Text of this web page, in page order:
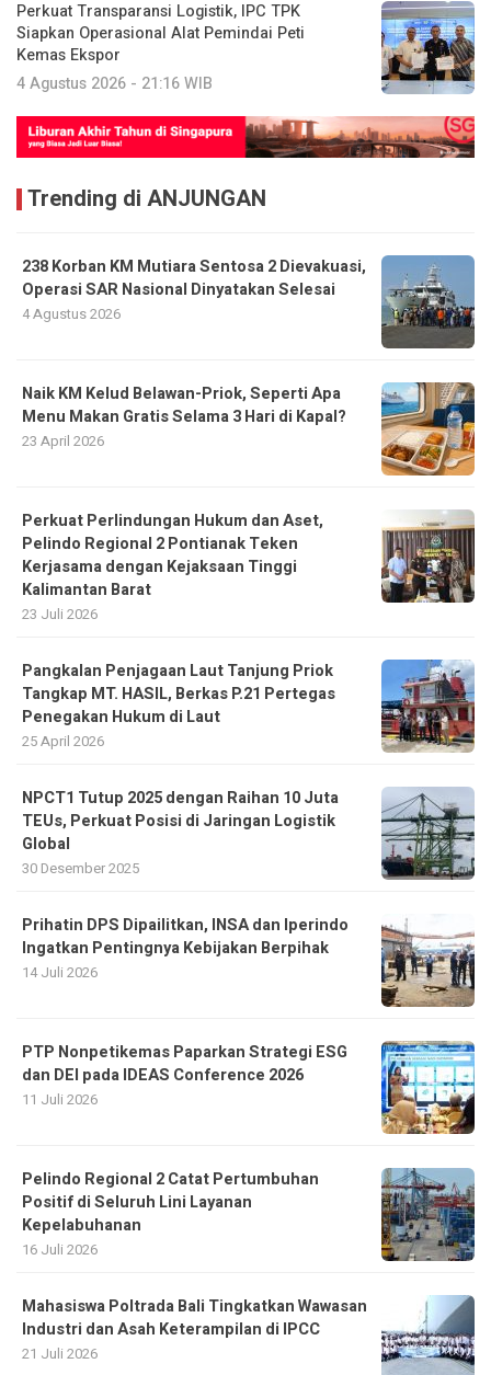
Perkuat Transparansi Logistik, IPC TPK
Siapkan Operasional Alat Pemindai Peti
Kemas Ekspor
4 Agustus 2026 - 21:16 WIB
Trending di ANJUNGAN
238 Korban KM Mutiara Sentosa 2 Dievakuasi,
Operasi SAR Nasional Dinyatakan Selesai
4 Agustus 2026
Naik KM Kelud Belawan-Priok, Seperti Apa
Menu Makan Gratis Selama 3 Hari di Kapal?
23 April 2026
Perkuat Perlindungan Hukum dan Aset,
Pelindo Regional 2 Pontianak Teken
Kerjasama dengan Kejaksaan Tinggi
Kalimantan Barat
23 Juli 2026
Pangkalan Penjagaan Laut Tanjung Priok
Tangkap MT. HASIL, Berkas P.21 Pertegas
Penegakan Hukum di Laut
25 April 2026
NPCT1 Tutup 2025 dengan Raihan 10 Juta
TEUs, Perkuat Posisi di Jaringan Logistik
Global
30 Desember 2025
Prihatin DPS Dipailitkan, INSA dan Iperindo
Ingatkan Pentingnya Kebijakan Berpihak
14 Juli 2026
PTP Nonpetikemas Paparkan Strategi ESG
dan DEI pada IDEAS Conference 2026
11 Juli 2026
Pelindo Regional 2 Catat Pertumbuhan
Positif di Seluruh Lini Layanan
Kepelabuhanan
16 Juli 2026
Mahasiswa Poltrada Bali Tingkatkan Wawasan
Industri dan Asah Keterampilan di IPCC
21 Juli 2026